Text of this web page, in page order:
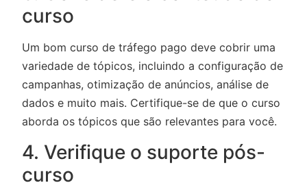
curso
Um bom curso de tráfego pago deve cobrir uma
variedade de tópicos, incluindo a configuração de
campanhas, otimização de anúncios, análise de
dados e muito mais. Certifique-se de que o curso
aborda os tópicos que são relevantes para você.
4. Verifique o suporte pós-
curso